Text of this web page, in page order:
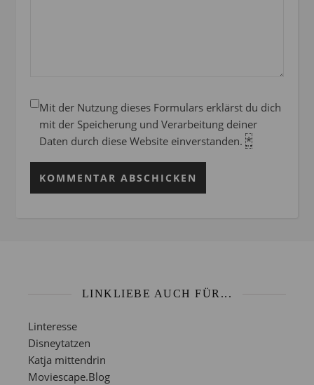
Mit der Nutzung dieses Formulars erklärst du dich
mit der Speicherung und Verarbeitung deiner
Daten durch diese Website einverstanden. *
LINKLIEBE AUCH FÜR...
Linteresse
Disneytatzen
Katja mittendrin
Moviescape.Blog